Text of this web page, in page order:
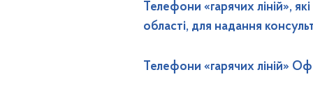
Телефони «гарячих ліній»,
області, для надання
Телефони «гарячих ліній»